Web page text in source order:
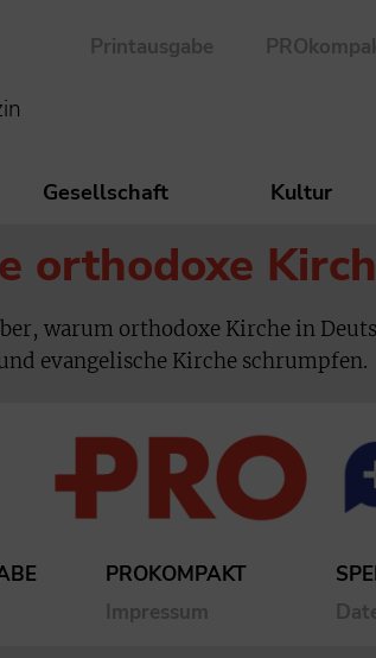
Printausgabe
Gesellschaft Kultur
orthodoxe
warum orthodoxe Kirche in
evangelische Kirche schrumpfen.
PROKOMPAKT
Impressum